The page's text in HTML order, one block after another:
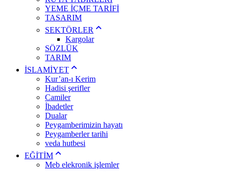
YEME İÇME TARİFİ
TASARIM
SEKTÖRLER
Kargolar
SÖZLÜK
TARIM
İSLAMİYET
Kur’an-ı Kerim
Hadisi şerifler
Camiler
İbadetler
Dualar
Peygamberimizin hayatı
Peygamberler tarihi
veda hutbesi
EĞİTİM
Meb elekronik işlemler